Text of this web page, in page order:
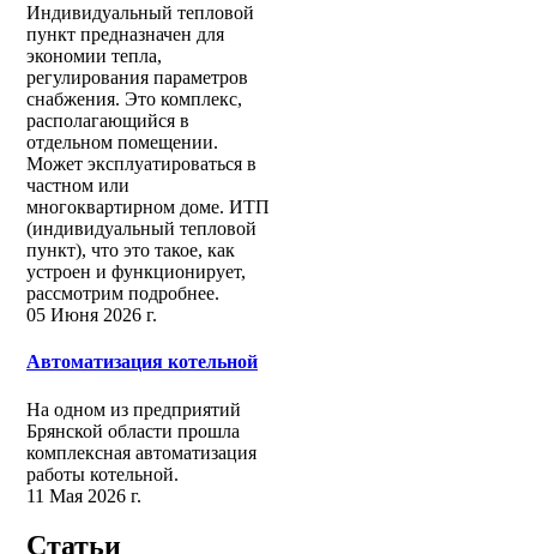
Индивидуальный тепловой
пункт предназначен для
экономии тепла,
регулирования параметров
снабжения. Это комплекс,
располагающийся в
отдельном помещении.
Может эксплуатироваться в
частном или
многоквартирном доме. ИТП
(индивидуальный тепловой
пункт), что это такое, как
устроен и функционирует,
рассмотрим подробнее.
05 Июня 2026 г.
Автоматизация котельной
На одном из предприятий
Брянской области прошла
комплексная автоматизация
работы котельной.
11 Мая 2026 г.
Статьи